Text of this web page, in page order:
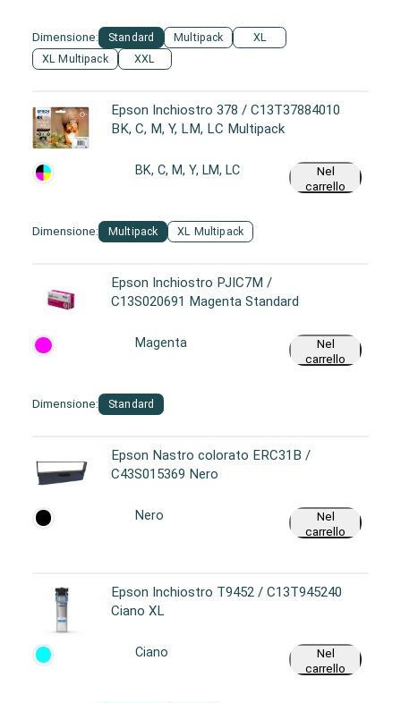
Dimensione: Standard Multipack
XL
XL Multipack
XXL
Epson Inchiostro 378 / C13T37884010
BK, C, M, Y, LM, LC Multipack
Dimensione: Multipack XL Multipack
BK, C, M, Y, LM, LC
Nel
carrello
Epson Inchiostro PJIC7M /
C13S020691 Magenta Standard
Dimensione: Standard
Magenta
Nel
carrello
Epson Nastro colorato ERC31B /
C43S015369 Nero
Nero
Nel
carrello
Epson Inchiostro T9452 / C13T945240
Ciano XL
Ciano
Nel
carrello